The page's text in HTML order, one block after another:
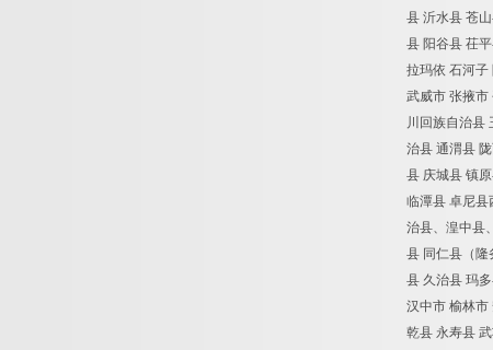
县 沂水县 苍
县 阳谷县 茌
拉玛依 石河子
武威市 张掖市
川回族自治县
治县 通渭县
县 庆城县 镇
临潭县 卓尼县
治县、湟中县
县 同仁县（隆
县 久治县 玛
汉中市 榆林市
乾县 永寿县